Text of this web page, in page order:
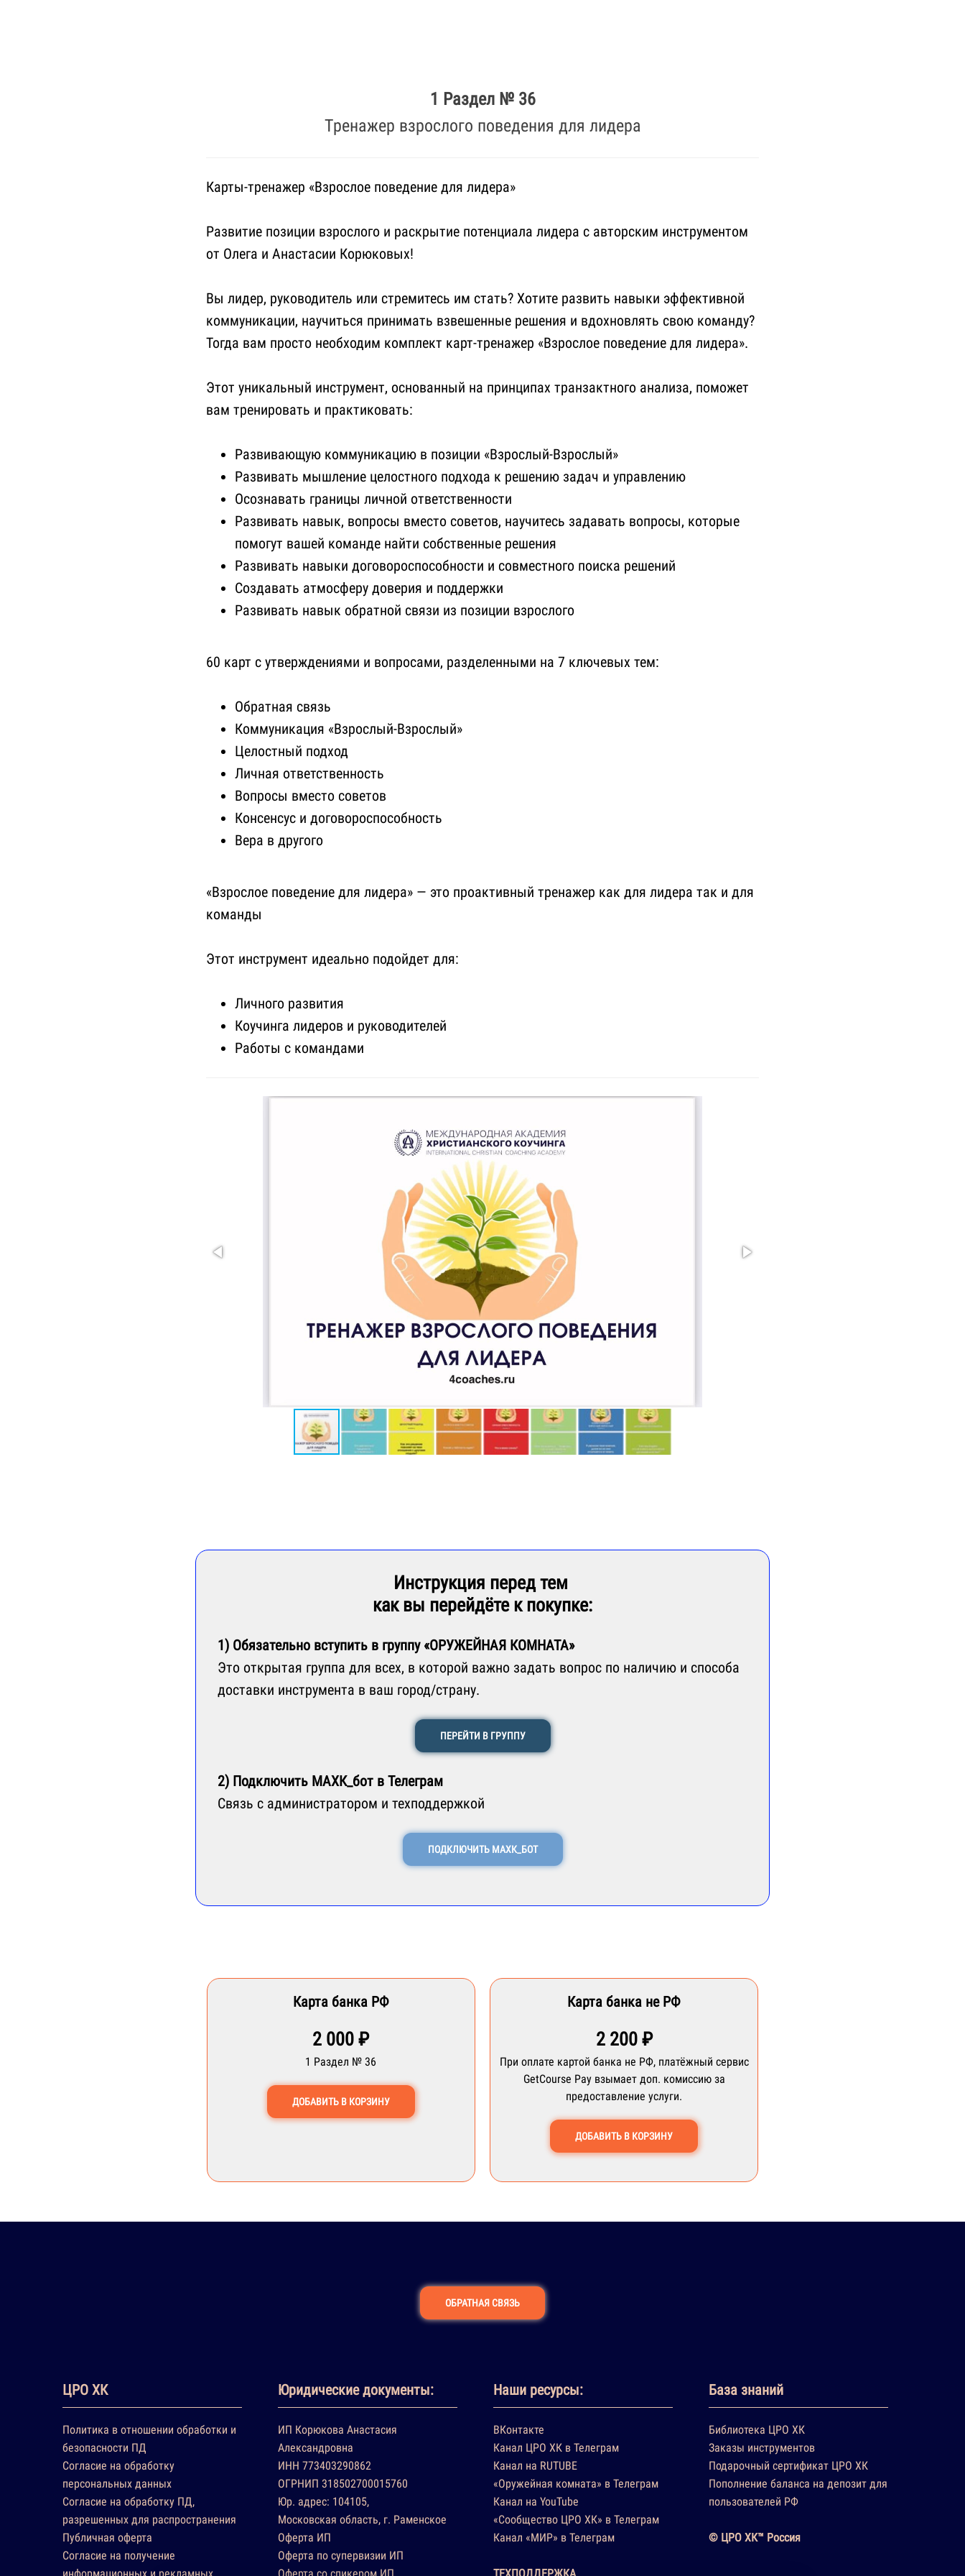
1 Раздел № 36
Тренажер взрослого поведения для лидера
Карты-тренажер «Взрослое поведение для лидера»
Развитие позиции взрослого и раскрытие потенциала лидера с авторским инструментом
от Олега и Анастасии Корюковых!
Вы лидер, руководитель или стремитесь им стать? Хотите развить навыки эффективной
коммуникации, научиться принимать взвешенные решения и вдохновлять свою команду?
Тогда вам просто необходим комплект карт-тренажер «Взрослое поведение для лидера».
Этот уникальный инструмент, основанный на принципах транзактного анализа, поможет
вам тренировать и практиковать:
Развивающую коммуникацию в позиции «Взрослый-Взрослый»
Развивать мышление целостного подхода к решению задач и управлению
Осознавать границы личной ответственности
Развивать навык, вопросы вместо советов, научитесь задавать вопросы, которые
помогут вашей команде найти собственные решения
Развивать навыки договороспособности и совместного поиска решений
Создавать атмосферу доверия и поддержки
Развивать навык обратной связи из позиции взрослого
60 карт с утверждениями и вопросами, разделенными на 7 ключевых тем:
Обратная связь
Коммуникация «Взрослый-Взрослый»
Целостный подход
Личная ответственность
Вопросы вместо советов
Консенсус и договороспособность
Вера в другого
«Взрослое поведение для лидера» — это проактивный тренажер как для лидера так и для
команды
Этот инструмент идеально подойдет для:
Личного развития
Коучинга лидеров и руководителей
Работы с командами
Инструкция перед тем
как вы перейдёте к покупке:
1) Обязательно вступить в группу «ОРУЖЕЙНАЯ КОМНАТА»
Это открытая группа для всех, в которой важно задать вопрос по наличию и способа
доставки инструмента в ваш город/страну.
ПЕРЕЙТИ В ГРУППУ
2) Подключить МАХК_бот в Телеграм
Связь с администратором и техподдержкой
ПОДКЛЮЧИТЬ МАХК_БОТ
Карта банка РФ
2 000 ₽
1 Раздел № 36
ДОБАВИТЬ В КОРЗИНУ
Карта банка не РФ
2 200 ₽
При оплате картой банка не РФ, платёжный сервис
GetCourse Pay взымает доп. комиссию за
предоставление услуги.
ДОБАВИТЬ В КОРЗИНУ
ОБРАТНАЯ СВЯЗЬ
ЦРО ХК
Политика в отношении обработки и
безопасности ПД
Согласие на обработку
персональных данных
Согласие на обработку ПД,
разрешенных для распространения
Публичная оферта
Согласие на получение
Юридические документы:
ИП Корюкова Анастасия
Александровна
ИНН 773403290862
ОГРНИП 318502700015760
Юр. адрес: 104105,
Московская область, г. Раменское
Оферта ИП
Оферта по супервизии ИП
Наши ресурсы:
ВКонтакте
Канал ЦРО ХК в Телеграм
Канал на RUTUBE
«Оружейная комната» в Телеграм
Канал на YouTube
«Сообщество ЦРО ХК» в Телеграм
Канал «МИР» в Телеграм
База знаний
Библиотека ЦРО ХК
Заказы инструментов
Подарочный сертификат ЦРО ХК
Пополнение баланса на депозит для
пользователей РФ
© ЦРО ХК™ Россия